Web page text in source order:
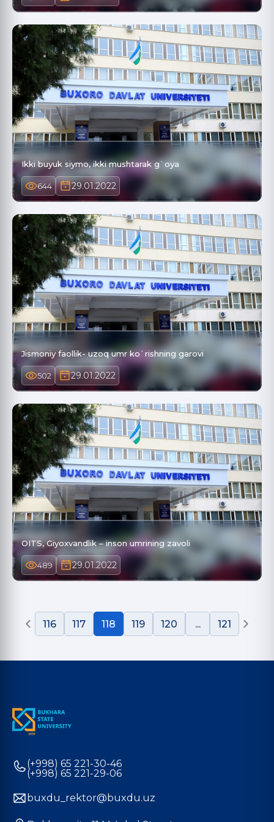
Ikki buyuk siymo, ikki mushtarak g`oya
644 29.01.2022
Jismoniy faollik- uzoq umr ko`rishning garovi
502 29.01.2022
OITS, Giyoxvandlik – inson umrining zavoli
489 29.01.2022
116 117 118 119 120 ... 121
(+998) 65 221-30-46
(+998) 65 221-29-06
buxdu_rektor@buxdu.uz